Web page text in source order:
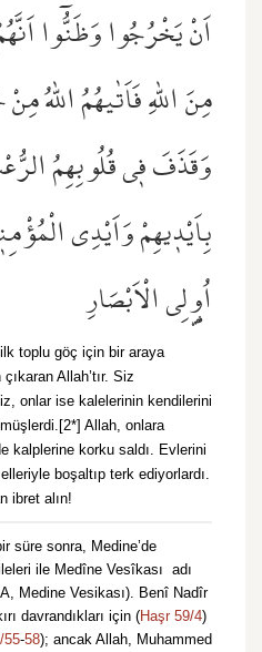
اَنْ يَخْرُجُوا وَظَنُّٓوا
مِنَ اللّٰهِ فَاَتٰيهُمُ اللّٰهُ
وَقَذَفَ ف۪ي قُلُوبِهِمُ
بِاَيْد۪يهِمْ وَاَيْدِي
اُو۬لِي الْاَبْصَارِ
toplu göç için bir araya
Allah’tır. Siz
onlar ise kalelerinin kendilerini
Allah, onlara
kalplerine korku saldı. Evlerini
boşaltıp terk ediyorlardı.
ibret alın!
süre sonra, Medine’de
ile Medîne Vesîkası adı
Medine Vesikası). Benî Nadîr
davrandıkları için (Haşr 59/4)
55-58); ancak Allah, Muhammed